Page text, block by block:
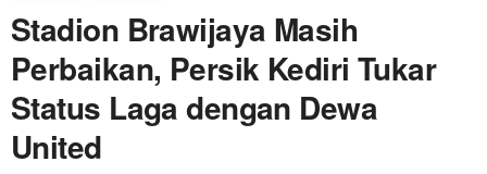
Stadion Brawijaya Masih
Perbaikan, Persik Kediri Tukar
Status Laga dengan Dewa
United